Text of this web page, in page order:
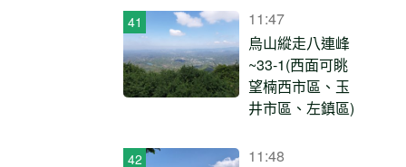
11:47
烏山縱走八連峰
~33-1(西面可眺
望楠西市區、玉
井市區、左鎮區)
11:48